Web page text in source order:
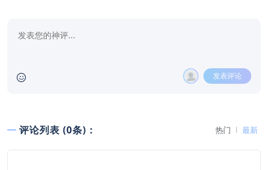
发表评论
评论列表 (0条)： 热门 最新